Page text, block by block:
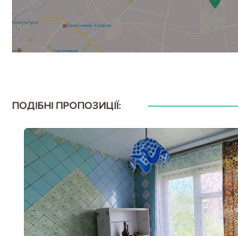
ПОДІБНІ ПРОПОЗИЦІЇ: